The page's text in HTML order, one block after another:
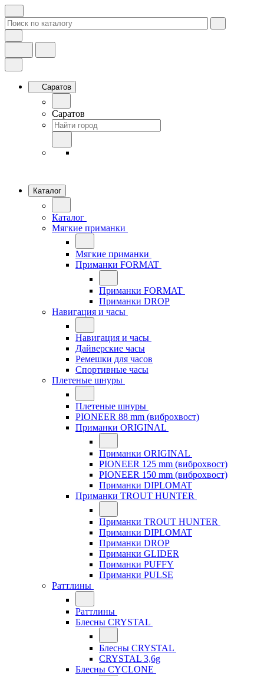
Саратов
Саратов
Каталог
Каталог
Мягкие приманки
Мягкие приманки
Приманки FORMAT
Приманки FORMAT
Приманки DROP
Навигация и часы
Навигация и часы
Дайверские часы
Ремешки для часов
Спортивные часы
Плетеные шнуры
Плетеные шнуры
PIONEER 88 mm (виброхвост)
Приманки ORIGINAL
Приманки ORIGINAL
PIONEER 125 mm (виброхвост)
PIONEER 150 mm (виброхвост)
Приманки DIPLOMAT
Приманки TROUT HUNTER
Приманки TROUT HUNTER
Приманки DIPLOMAT
Приманки DROP
Приманки GLIDER
Приманки PUFFY
Приманки PULSE
Раттлины
Раттлины
Блесны CRYSTAL
Блесны CRYSTAL
CRYSTAL 3,6g
Блесны CYCLONE